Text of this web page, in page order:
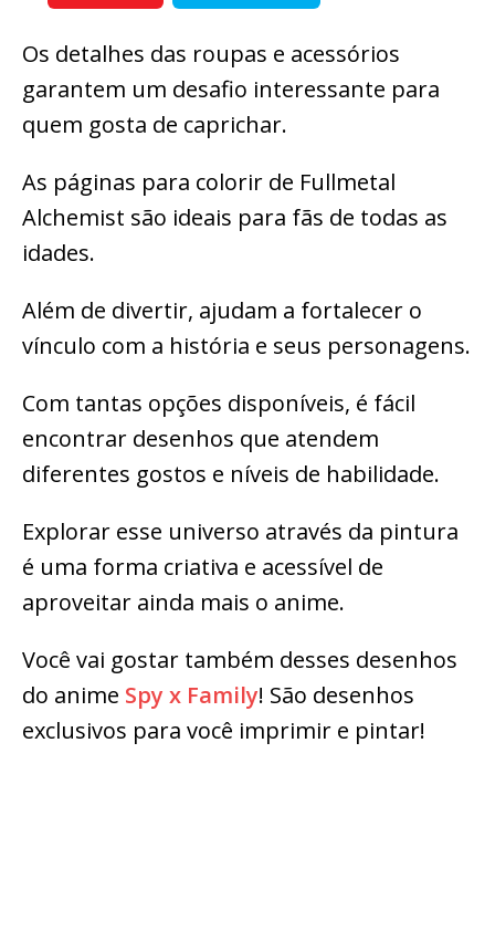
Os detalhes das roupas e acessórios
garantem um desafio interessante para
quem gosta de caprichar.
As páginas para colorir de Fullmetal
Alchemist são ideais para fãs de todas as
idades.
Além de divertir, ajudam a fortalecer o
vínculo com a história e seus personagens.
Com tantas opções disponíveis, é fácil
encontrar desenhos que atendem
diferentes gostos e níveis de habilidade.
Explorar esse universo através da pintura
é uma forma criativa e acessível de
aproveitar ainda mais o anime.
Você vai gostar também desses desenhos
do anime Spy x Family! São desenhos
exclusivos para você imprimir e pintar!